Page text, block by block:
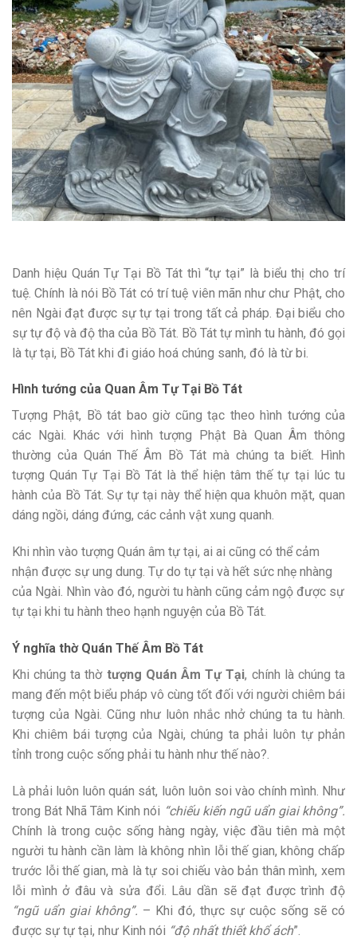
Danh hiệu Quán Tự Tại Bồ Tát thì “tự tại” là biểu thị cho trí
tuệ. Chính là nói Bồ Tát có trí tuệ viên mãn như chư Phật, cho
nên Ngài đạt được sự tự tại trong tất cả pháp. Đại biểu cho
sự tự độ và độ tha của Bồ Tát. Bồ Tát tự mình tu hành, đó gọi
là tự tại, Bồ Tát khi đi giáo hoá chúng sanh, đó là từ bi.
Hình tướng của Quan Âm Tự Tại Bồ Tát
Tượng Phật, Bồ tát bao giờ cũng tạc theo hình tướng của
các Ngài. Khác với hình tượng Phật Bà Quan Âm thông
thường của Quán Thế Âm Bồ Tát mà chúng ta biết. Hình
tượng Quán Tự Tại Bồ Tát là thể hiện tâm thế tự tại lúc tu
hành của Bồ Tát. Sự tự tại này thể hiện qua khuôn mặt, quan
dáng ngồi, dáng đứng, các cảnh vật xung quanh.
Khi nhìn vào tượng Quán âm tự tại, ai ai cũng có thể cảm
nhận được sự ung dung. Tự do tự tại và hết sức nhẹ nhàng
của Ngài. Nhìn vào đó, người tu hành cũng cảm ngộ được sự
tự tại khi tu hành theo hạnh nguyện của Bồ Tát.
Ý nghĩa thờ Quán Thế Âm Bồ Tát
Khi chúng ta thờ tượng Quán Âm Tự Tại, chính là chúng ta
mang đến một biểu pháp vô cùng tốt đối với người chiêm bái
tượng của Ngài. Cũng như luôn nhắc nhở chúng ta tu hành.
Khi chiêm bái tượng của Ngài, chúng ta phải luôn tự phản
tỉnh trong cuộc sống phải tu hành như thế nào?.
Là phải luôn luôn quán sát, luôn luôn soi vào chính mình. Như
trong Bát Nhã Tâm Kinh nói “chiếu kiến ngũ uẩn giai không”.
Chính là trong cuộc sống hàng ngày, việc đầu tiên mà một
người tu hành cần làm là không nhìn lỗi thế gian, không chấp
trước lỗi thế gian, mà là tự soi chiếu vào bản thân mình, xem
lỗi mình ở đâu và sửa đổi. Lâu dần sẽ đạt được trình độ
“ngũ uẩn giai không”. – Khi đó, thực sự cuộc sống sẽ có
được sự tự tại, như Kinh nói “độ nhất thiết khổ ách”.